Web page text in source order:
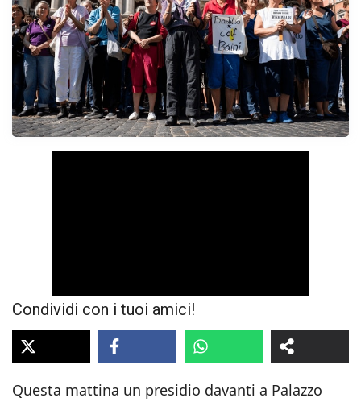
Condividi con i tuoi amici!
Questa mattina un presidio davanti a Palazzo